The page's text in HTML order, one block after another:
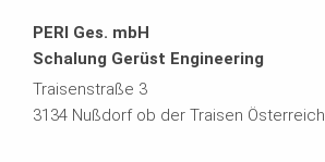
PERI Ges. mbH
Schalung Gerüst Engineering
Traisenstraße 3
3134 Nußdorf ob der Traisen Österreich